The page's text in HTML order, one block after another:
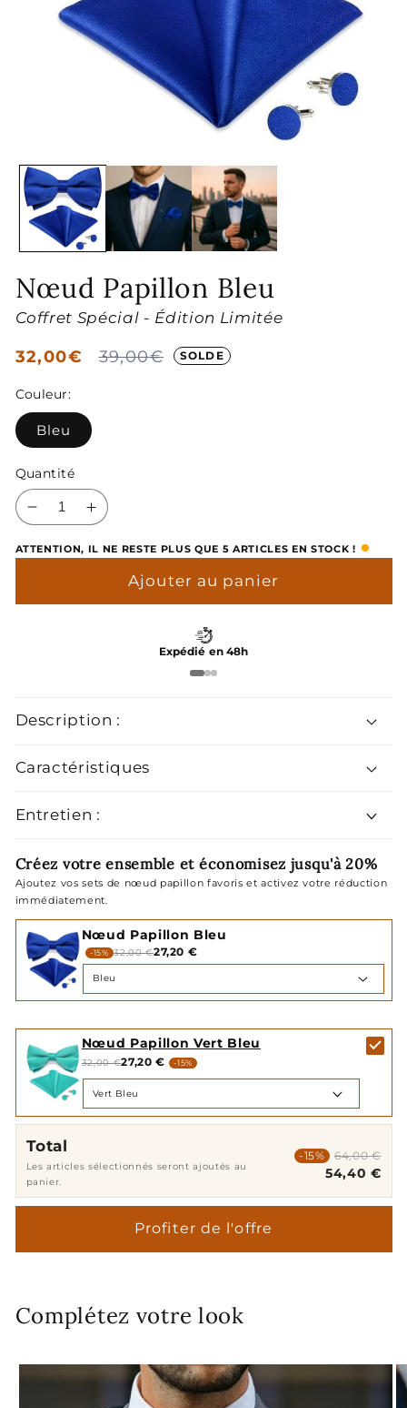
le
média
1
dans
une
fenêtre
modale
Nœud Papillon Bleu
Coffret Spécial - Édition Limitée
Prix
32,00€
Prix
39,00€ SOLDE
Couleur:
Bleu
Quantité
Réduire
quantité
Nœud
Augmenter
quantité
Nœud
ATTENTION, IL NE RESTE PLUS QUE 5 ARTICLES EN STOCK !
Ajouter au panier
Expédié en 48h
Description :
Caractéristiques
Entretien :
Créez votre ensemble et économisez jusqu'à 20%
Ajoutez vos sets de nœud papillon favoris et activez votre réduction
immédiatement.
Nœud Papillon Bleu
-15% 32,00 €27,20 €
Nœud Papillon Vert Bleu
32,00 €27,20 € -15%
Total
Les articles sélectionnés seront ajoutés au
panier.
-15% 64,00 €
54,40 €
Profiter de l'offre
Complétez votre look